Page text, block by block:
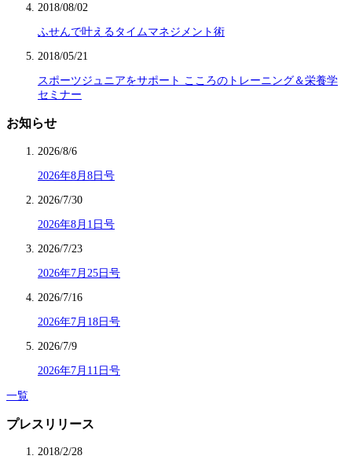
2018/08/02
ふせんで叶えるタイムマネジメント術
2018/05/21
スポーツジュニアをサポート こころのトレーニング＆栄養学
セミナー
お知らせ
2026/8/6
2026年8月8日号
2026/7/30
2026年8月1日号
2026/7/23
2026年7月25日号
2026/7/16
2026年7月18日号
2026/7/9
2026年7月11日号
一覧
プレスリリース
2018/2/28